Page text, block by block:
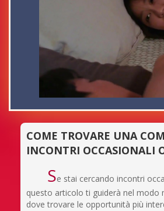
COME TROVARE UNA
INCONTRI OCCASIONALI
Se stai cercando incontri
questo articolo ti guiderà nel modo
dove trovare le opportunità più